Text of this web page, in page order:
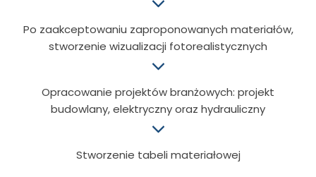
Po zaakceptowaniu zaproponowanych materiałów,
stworzenie wizualizacji fotorealistycznych
Opracowanie projektów branżowych: projekt
budowlany, elektryczny oraz hydrauliczny
Stworzenie tabeli materiałowej